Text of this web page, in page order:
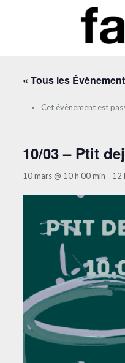
« Tous les
Cet évènement est
10/03 – Ptit
10 mars @ 10 h 00 min - 12